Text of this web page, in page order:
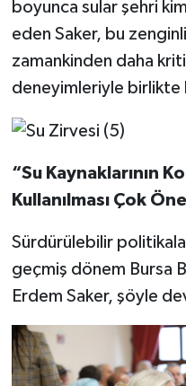
boyunca sular şehri
eden Saker, bu
zamankinden daha
deneyimleriyle birlikte
“Su Kaynaklarının
Kullanılması Çok
Sürdürülebilir
geçmiş dönem Bursa
Erdem Saker, şöyle